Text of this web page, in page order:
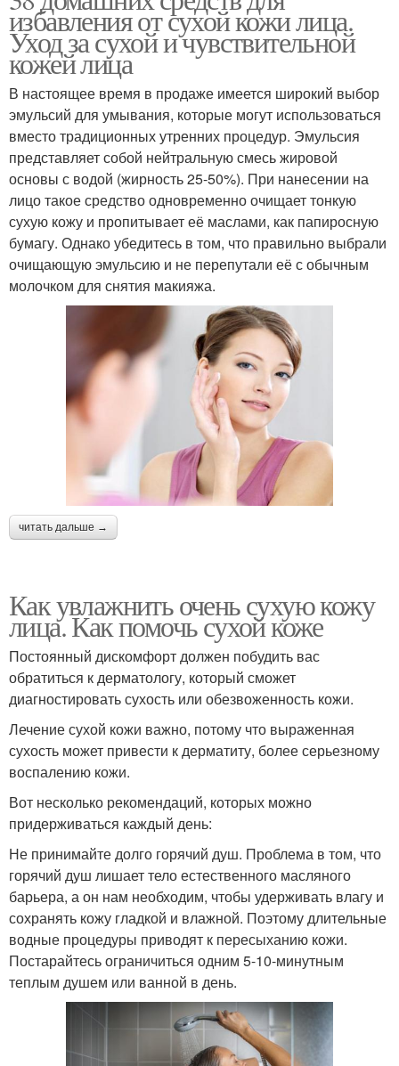
избавления от сухой кожи лица.
Уход за сухой и чувствительной
кожей лица
В настоящее время в продаже имеется широкий выбор
эмульсий для умывания, которые могут использоваться
вместо традиционных утренних процедур. Эмульсия
представляет собой нейтральную смесь жировой
основы с водой (жирность 25-50%). При нанесении на
лицо такое средство одновременно очищает тонкую
сухую кожу и пропитывает её маслами, как папиросную
бумагу. Однако убедитесь в том, что правильно выбрали
очищающую эмульсию и не перепутали её с обычным
молочком для снятия макияжа.
читать дальше →
Как увлажнить очень сухую кожу
лица. Как помочь сухой коже
Постоянный дискомфорт должен побудить вас
обратиться к дерматологу, который сможет
диагностировать сухость или обезвоженность кожи.
Лечение сухой кожи важно, потому что выраженная
сухость может привести к дерматиту, более серьезному
воспалению кожи.
Вот несколько рекомендаций, которых можно
придерживаться каждый день:
Не принимайте долго горячий душ. Проблема в том, что
горячий душ лишает тело естественного масляного
барьера, а он нам необходим, чтобы удерживать влагу и
сохранять кожу гладкой и влажной. Поэтому длительные
водные процедуры приводят к пересыханию кожи.
Постарайтесь ограничиться одним 5-10-минутным
теплым душем или ванной в день.